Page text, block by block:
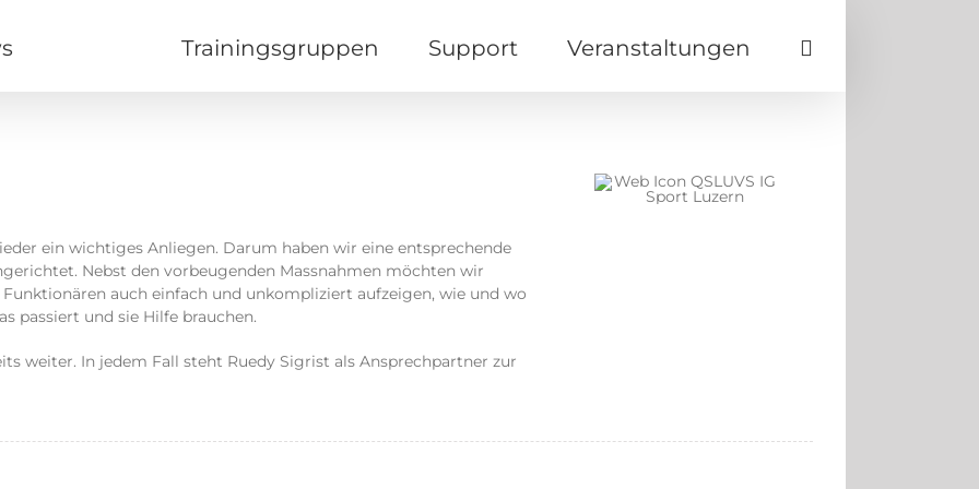
Trainingsgruppen Support Veranstaltungen
ein wichtiges Anliegen. Darum haben wir eine entsprechende
Nebst den vorbeugenden Massnahmen möchten wir
auch einfach und unkompliziert aufzeigen, wie und wo
passiert und sie Hilfe brauchen.
weiter. In jedem Fall steht Ruedy Sigrist als Ansprechpartner zur